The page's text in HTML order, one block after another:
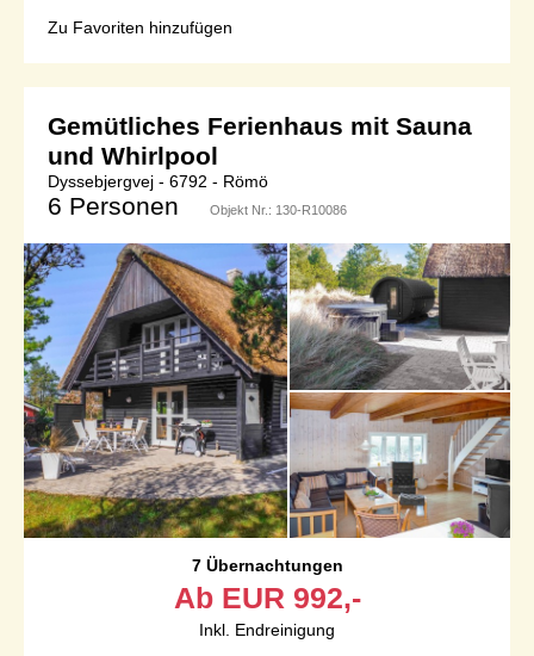
Zu Favoriten hinzufügen
Gemütliches Ferienhaus mit Sauna
und Whirlpool
Dyssebjergvej - 6792 - Römö
6 Personen Objekt Nr.: 130-R10086
7 Übernachtungen
Ab EUR 992,-
Inkl. Endreinigung